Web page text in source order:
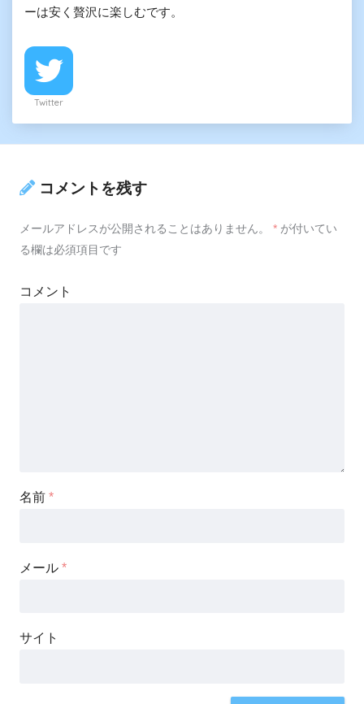
ーは安く贅沢に楽しむです。
Twitter
コメントを残す
メールアドレスが公開されることはありません。 * が付いてい
る欄は必須項目です
コメント
名前 *
メール *
サイト